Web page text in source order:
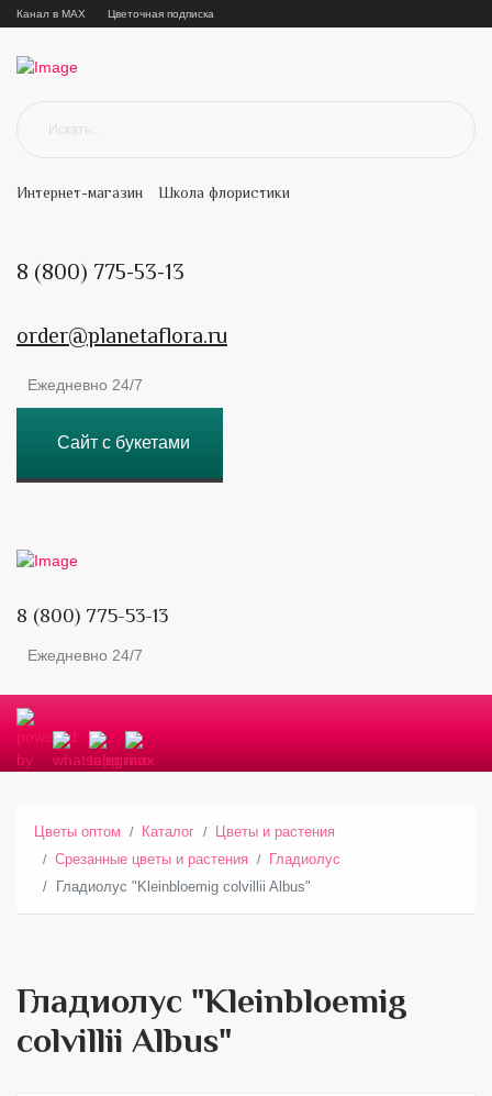
Канал в MAX Цветочная подписка
Интернет-магазин Школа флористики
8 (800) 775-53-13
order@planetaflora.ru
Ежедневно 24/7
Сайт с букетами
8 (800) 775-53-13
Ежедневно 24/7
Цветы оптом Каталог
Цветы и растения
Срезанные цветы и растения
Гладиолус
Гладиолус "Kleinbloemig colvillii Albus"
Гладиолус "Kleinbloemig
colvillii Albus"